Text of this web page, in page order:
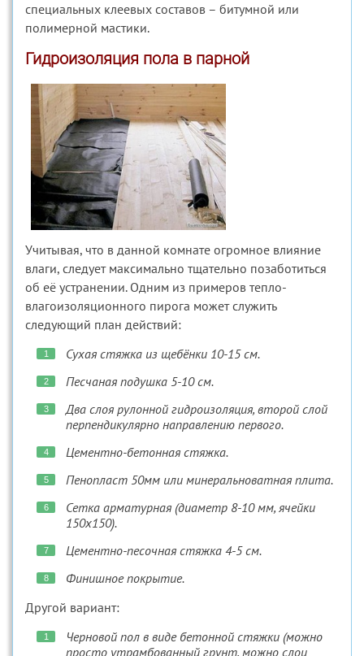
специальных клеевых составов – битумной или
полимерной мастики.
Гидроизоляция пола в парной
Учитывая, что в данной комнате огромное влияние
влаги, следует максимально тщательно позаботиться
об её устранении. Одним из примеров тепло-
влагоизоляционного пирога может служить
следующий план действий:
Сухая стяжка из щебёнки 10-15 см.
Песчаная подушка 5-10 см.
Два слоя рулонной гидроизоляция, второй слой
перпендикулярно направлению первого.
Цементно-бетонная стяжка.
Пенопласт 50мм или минеральноватная плита.
Сетка арматурная (диаметр 8-10 мм, ячейки
150х150).
Цементно-песочная стяжка 4-5 см.
Финишное покрытие.
Другой вариант:
Черновой пол в виде бетонной стяжки (можно
просто утрамбованный грунт, можно слои